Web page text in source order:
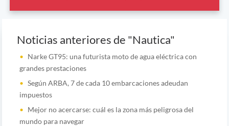
Noticias anteriores de "Nautica"
Narke GT95: una futurista moto de agua eléctrica con
grandes prestaciones
Según ARBA, 7 de cada 10 embarcaciones adeudan
impuestos
Mejor no acercarse: cuál es la zona más peligrosa del
mundo para navegar